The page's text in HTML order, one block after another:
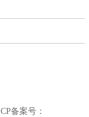
备案号：